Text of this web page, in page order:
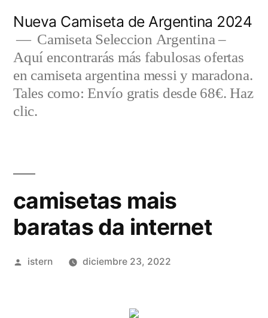
contenido
Nueva Camiseta de Argentina 2024
Camiseta Seleccion Argentina –
Aquí encontrarás más fabulosas ofertas
en camiseta argentina messi y maradona.
Tales como: Envío gratis desde 68€. Haz
clic.
camisetas mais
baratas da internet
Publicado
istern diciembre 23, 2022